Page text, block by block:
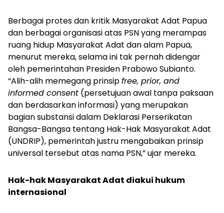
Berbagai protes dan kritik Masyarakat Adat Papua
dan berbagai organisasi atas PSN yang merampas
ruang hidup Masyarakat Adat dan alam Papua,
menurut mereka, selama ini tak pernah didengar
oleh pemerintahan Presiden Prabowo Subianto.
“Alih-alih memegang prinsipfree, prior, and
informed consent (persetujuan awal tanpa paksaan
dan berdasarkan informasi) yang merupakan
bagian substansi dalam Deklarasi Perserikatan
Bangsa-Bangsa tentang Hak-Hak Masyarakat Adat
(UNDRIP), pemerintah justru mengabaikan prinsip
universal tersebut atas nama PSN,” ujar mereka.
Hak-hak Masyarakat Adat diakui hukum
internasional